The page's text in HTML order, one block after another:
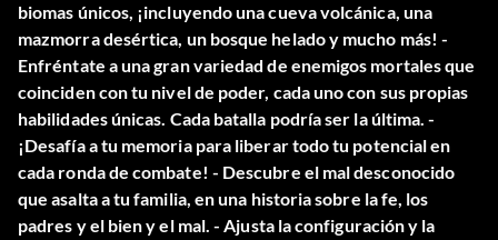
biomas únicos, ¡incluyendo una cueva volcánica, una
mazmorra desértica, un bosque helado y mucho más! -
Enfréntate a una gran variedad de enemigos mortales que
coinciden con tu nivel de poder, cada uno con sus propias
habilidades únicas. Cada batalla podría ser la última. -
¡Desafía a tu memoria para liberar todo tu potencial en
cada ronda de combate! - Descubre el mal desconocido
que asalta a tu familia, en una historia sobre la fe, los
padres y el bien y el mal. - Ajusta la configuración y la